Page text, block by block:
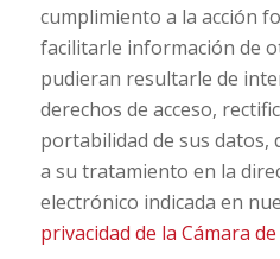
cumplimiento a la acción
facilitarle información de
pudieran resultarle de
derechos de acceso,
portabilidad de sus datos,
a su tratamiento en la
electrónico indicada en
privacidad de la Cámara